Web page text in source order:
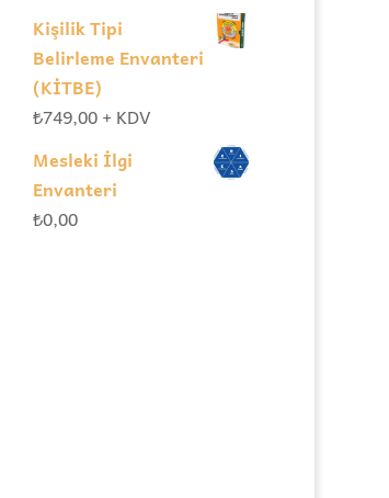
Kişilik Tipi
Belirleme Envanteri
(KİTBE)
₺749,00 + KDV
Mesleki İlgi
Envanteri
₺0,00